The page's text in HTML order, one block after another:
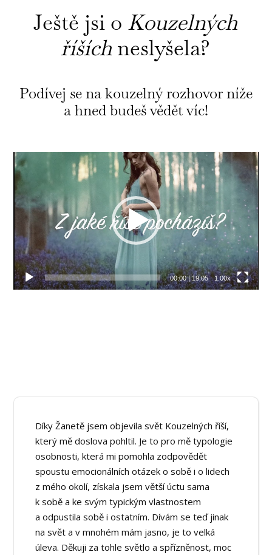
Ještě jsi o Kouzelných
říších neslyšela?
Podívej se na kouzelný rozhovor níže
a hned budeš vědět víc!
Video
Player
00:00|19:05 1.00x
Díky Žanetě jsem objevila svět Kouzelných říší,
který mě doslova pohltil. Je to pro mě typologie
osobnosti, která mi pomohla zodpovědět
spoustu emocionálních otázek o sobě i o lidech
z mého okolí, získala jsem větší úctu sama
k sobě a ke svým typickým vlastnostem
a odpustila sobě i ostatním. Dívám se teď jinak
na svět a v mnohém mám jasno, je to velká
úleva. Děkuji za tohle světlo a spřízněnost, moc